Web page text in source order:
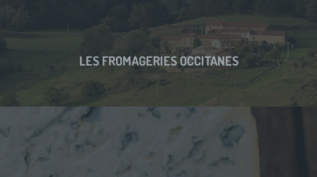
LES FROMAGERIES OCCITANES